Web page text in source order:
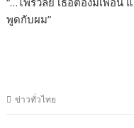
พูดกับผม”
ข่าวทั่วไทย